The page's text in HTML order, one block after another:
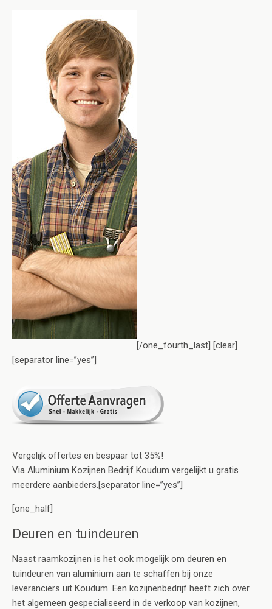
[/one_fourth_last] [clear]
[separator line=”yes”]
Vergelijk offertes en bespaar tot 35%!
Via Aluminium Kozijnen Bedrijf Koudum vergelijkt u gratis
meerdere aanbieders.[separator line=”yes”]
[one_half]
Deuren en tuindeuren
Naast raamkozijnen is het ook mogelijk om deuren en
tuindeuren van aluminium aan te schaffen bij onze
leveranciers uit Koudum. Een kozijnenbedrijf heeft zich over
het algemeen gespecialiseerd in de verkoop van kozijnen,